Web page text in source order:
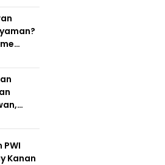
Kanan